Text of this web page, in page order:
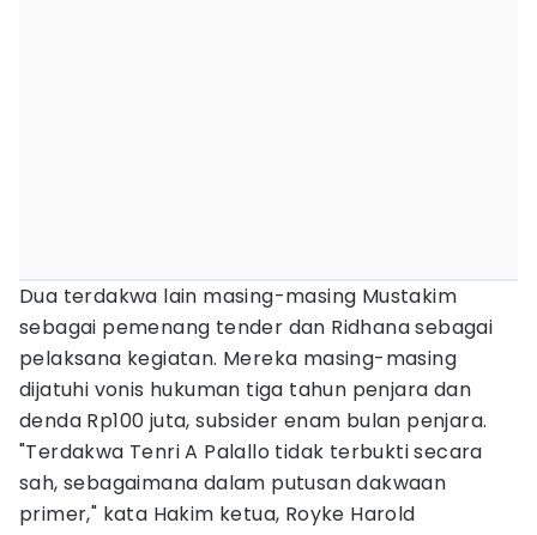
Dua terdakwa lain masing-masing Mustakim
sebagai pemenang tender dan Ridhana sebagai
pelaksana kegiatan. Mereka masing-masing
dijatuhi vonis hukuman tiga tahun penjara dan
denda Rp100 juta, subsider enam bulan penjara.
"Terdakwa Tenri A Palallo tidak terbukti secara
sah, sebagaimana dalam putusan dakwaan
primer," kata Hakim ketua, Royke Harold